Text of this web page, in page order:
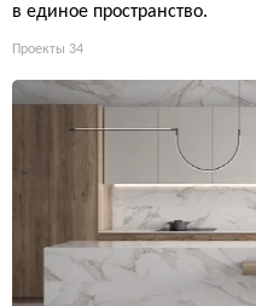
в единое пространство.
Проекты 34